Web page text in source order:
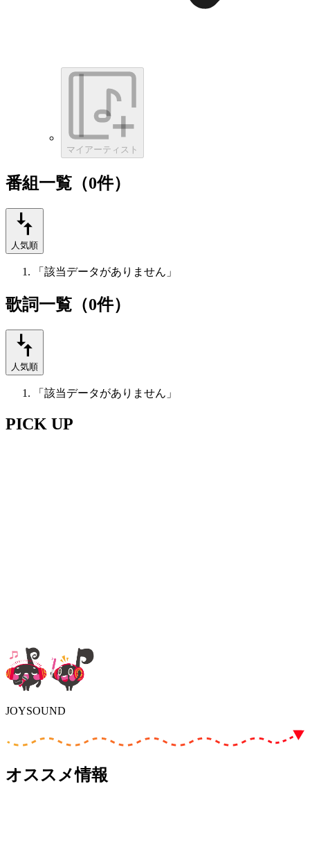
マイアーティスト
番組一覧（0件）
人気順
「該当データがありません」
歌詞一覧（0件）
人気順
「該当データがありません」
PICK UP
JOYSOUND
オススメ情報